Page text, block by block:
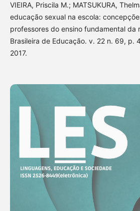
VIEIRA, Priscila M.; MATSUKURA,
educação sexual na escola:
professores do ensino fundamental da
Brasileira de Educação. v. 22 n. 69, p.
2017.